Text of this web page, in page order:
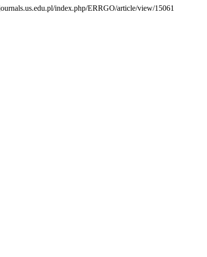
index.php/ERRGO/article/view/15061